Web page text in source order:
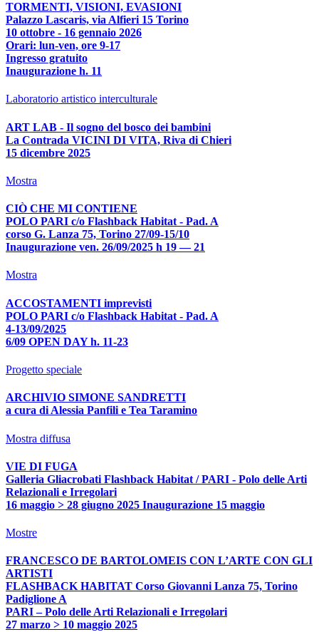
TORMENTI, VISIONI, EVASIONI
Palazzo Lascaris, via Alfieri 15 Torino
10 ottobre - 16 gennaio 2026
Orari: lun-ven, ore 9-17
Ingresso gratuito
Inaugurazione h. 11
Laboratorio artistico interculturale
ART LAB - Il sogno del bosco dei bambini
La Contrada VICINI DI VITA, Riva di Chieri
15 dicembre 2025
Mostra
CIÒ CHE MI CONTIENE
POLO PARI c/o Flashback Habitat - Pad. A
corso G. Lanza 75, Torino 27/09-15/10
Inaugurazione ven. 26/09/2025 h 19 — 21
Mostra
ACCOSTAMENTI imprevisti
POLO PARI c/o Flashback Habitat - Pad. A
4-13/09/2025
6/09 OPEN DAY h. 11-23
Progetto speciale
ARCHIVIO SIMONE SANDRETTI
a cura di Alessia Panfili e Tea Taramino
Mostra diffusa
VIE DI FUGA
Galleria Gliacrobati Flashback Habitat / PARI - Polo delle Arti
Relazionali e Irregolari
16 maggio > 28 giugno 2025 Inaugurazione 15 maggio
Mostre
FRANCESCO DE BARTOLOMEIS CON L’ARTE CON GLI
ARTISTI
FLASHBACK HABITAT Corso Giovanni Lanza 75, Torino
Padiglione A
PARI – Polo delle Arti Relazionali e Irregolari
27 marzo > 10 maggio 2025